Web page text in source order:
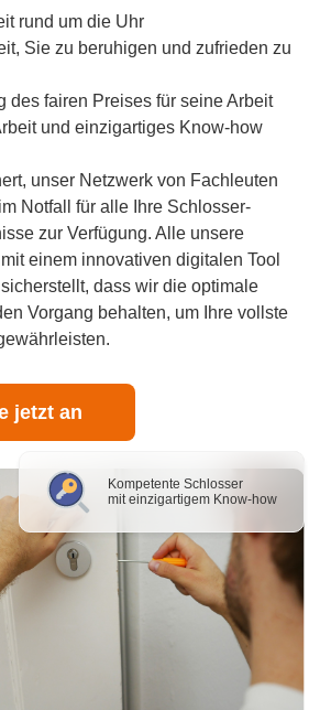
Kompetente Schlosser
mit einzigartigem Know-how
rund um die Uhr
Sie zu beruhigen und zufrieden zu
des fairen Preises für seine Arbeit
und einzigartiges Know-how
unser Netzwerk von Fachleuten
Notfall für alle Ihre Schlosser-
zur Verfügung. Alle unsere
einem innovativen digitalen Tool
dass wir die optimale
Vorgang behalten, um Ihre vollste
jetzt an